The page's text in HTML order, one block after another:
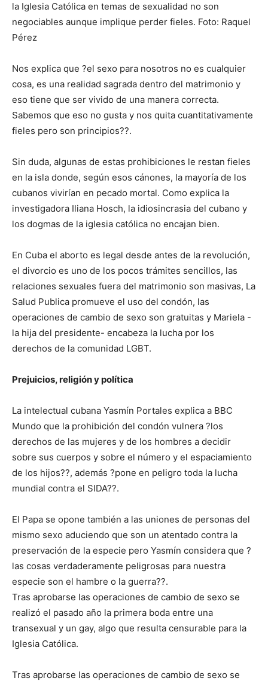
la Iglesia Católica en temas de sexualidad no son
negociables aunque implique perder fieles. Foto: Raquel
Pérez
Nos explica que ?el sexo para nosotros no es cualquier
cosa, es una realidad sagrada dentro del matrimonio y
eso tiene que ser vivido de una manera correcta.
Sabemos que eso no gusta y nos quita cuantitativamente
fieles pero son principios??.
Sin duda, algunas de estas prohibiciones le restan fieles
en la isla donde, según esos cánones, la mayoría de los
cubanos vivirían en pecado mortal. Como explica la
investigadora Iliana Hosch, la idiosincrasia del cubano y
los dogmas de la iglesia católica no encajan bien.
En Cuba el aborto es legal desde antes de la revolución,
el divorcio es uno de los pocos trámites sencillos, las
relaciones sexuales fuera del matrimonio son masivas, La
Salud Publica promueve el uso del condón, las
operaciones de cambio de sexo son gratuitas y Mariela -
la hija del presidente- encabeza la lucha por los
derechos de la comunidad LGBT.
Prejuicios, religión y política
La intelectual cubana Yasmín Portales explica a BBC
Mundo que la prohibición del condón vulnera ?los
derechos de las mujeres y de los hombres a decidir
sobre sus cuerpos y sobre el número y el espaciamiento
de los hijos??, además ?pone en peligro toda la lucha
mundial contra el SIDA??.
El Papa se opone también a las uniones de personas del
mismo sexo aduciendo que son un atentado contra la
preservación de la especie pero Yasmín considera que ?
las cosas verdaderamente peligrosas para nuestra
especie son el hambre o la guerra??.
Tras aprobarse las operaciones de cambio de sexo se
realizó el pasado año la primera boda entre una
transexual y un gay, algo que resulta censurable para la
Iglesia Católica.
Tras aprobarse las operaciones de cambio de sexo se